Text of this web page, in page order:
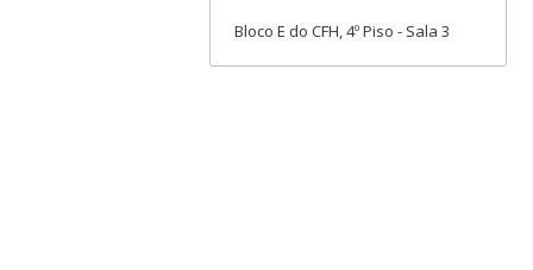
Bloco E do CFH, 4º Piso - Sala 3